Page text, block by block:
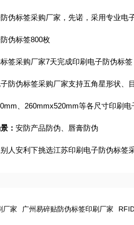
伪标签采购厂家，先诺，采用专业电
伪标签800枚
签采购厂家7天完成印刷电子防伪标签
防伪标签采购厂家支持五角星形状、
、260mmx520mm等各尺寸印刷电
： 安防产品防伪、唇膏防伪
人安利下挑选江苏印刷电子防伪标
厂家 广州易碎贴防伪标签印刷厂家